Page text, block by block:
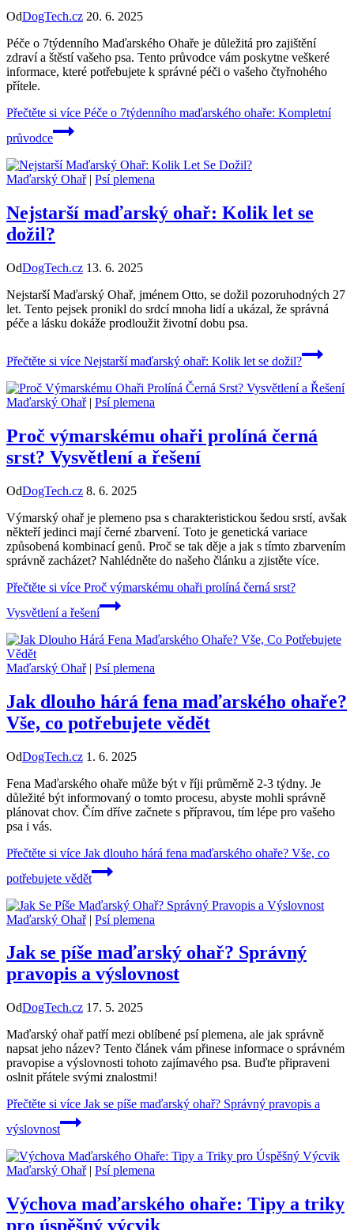
OdDogTech.cz 20. 6. 2025
Péče o 7týdenního Maďarského Ohaře je důležitá pro zajištění
zdraví a štěstí vašeho psa. Tento průvodce vám poskytne veškeré
informace, které potřebujete k správné péči o vašeho čtyřnohého
přítele.
Přečtěte si více Péče o 7týdenního maďarského ohaře: Kompletní
průvodce
Maďarský Ohař| Psí plemena
Nejstarší maďarský ohař: Kolik let se
dožil?
OdDogTech.cz 13. 6. 2025
Nejstarší Maďarský Ohař, jménem Otto, se dožil pozoruhodných 27
let. Tento pejsek pronikl do srdcí mnoha lidí a ukázal, že správná
péče a lásku dokáže prodloužit životní dobu psa.
Přečtěte si více Nejstarší maďarský ohař: Kolik let se dožil?
Maďarský Ohař| Psí plemena
Proč výmarskému ohaři prolíná černá
srst? Vysvětlení a řešení
OdDogTech.cz 8. 6. 2025
Výmarský ohař je plemeno psa s charakteristickou šedou srstí, avšak
někteří jedinci mají černé zbarvení. Toto je genetická variace
způsobená kombinací genů. Proč se tak děje a jak s tímto zbarvením
správně zacházet? Nahlédněte do našeho článku a zjistěte více.
Přečtěte si více Proč výmarskému ohaři prolíná černá srst?
Vysvětlení a řešení
Maďarský Ohař| Psí plemena
Jak dlouho hárá fena maďarského ohaře?
Vše, co potřebujete vědět
OdDogTech.cz 1. 6. 2025
Fena Maďarského ohaře může být v říji průměrně 2-3 týdny. Je
důležité být informovaný o tomto procesu, abyste mohli správně
plánovat chov. Čím dříve začnete s přípravou, tím lépe pro vašeho
psa i vás.
Přečtěte si více Jak dlouho hárá fena maďarského ohaře? Vše, co
potřebujete vědět
Maďarský Ohař| Psí plemena
Jak se píše maďarský ohař? Správný
pravopis a výslovnost
OdDogTech.cz 17. 5. 2025
Maďarský ohař patří mezi oblíbené psí plemena, ale jak správně
napsat jeho název? Tento článek vám přinese informace o správném
pravopise a výslovnosti tohoto zajímavého psa. Buďte připraveni
oslnit přátele svými znalostmi!
Přečtěte si více Jak se píše maďarský ohař? Správný pravopis a
výslovnost
Maďarský Ohař| Psí plemena
Výchova maďarského ohaře: Tipy a triky
pro úspěšný výcvik